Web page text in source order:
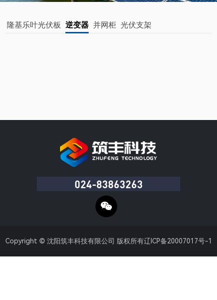
隆基乐叶光伏板 逆变器 并网柜 光伏支架
024-83863263
Copyright © 沈阳筑丰科技有限公司 版权所有辽ICP备20007017号-1